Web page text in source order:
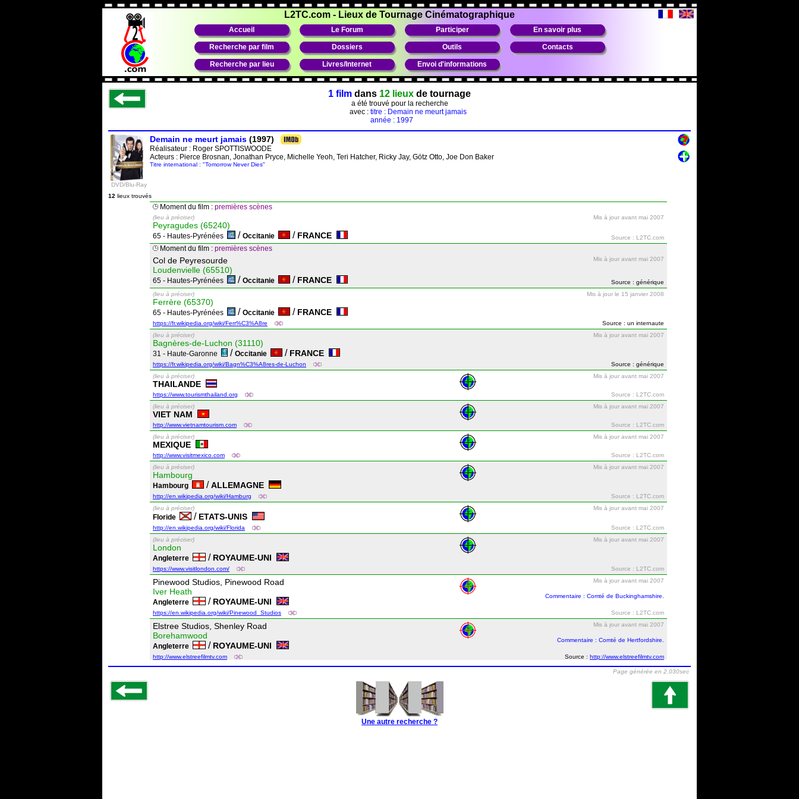
L2TC.com - Lieux de Tournage Cinématographique
Accueil Le Forum Participer En savoir plus
Recherche par film Dossiers Outils Contacts
Recherche par lieu Livres/Internet Envoi d'informations
1 film dans 12 lieux de tournage
a été trouvé pour la recherche
avec : titre : Demain ne meurt jamais
année : 1997
DVD/Blu-Ray
Demain ne meurt jamais (1997)
Réalisateur : Roger SPOTTISWOODE
Acteurs : Pierce Brosnan, Jonathan Pryce, Michelle Yeoh, Teri Hatcher, Ricky Jay, Götz Otto, Joe Don Baker
Titre international : "Tomorrow Never Dies"
12 lieux trouvés
Moment du film : premières scènes
(lieu à préciser)
Peyragudes (65240)
65 - Hautes-Pyrénées / Occitanie / FRANCE
Mis à jour avant mai 2007
Source : L2TC.com
Moment du film : premières scènes
Col de Peyresourde
Loudenvielle (65510)
65 - Hautes-Pyrénées / Occitanie / FRANCE
Mis à jour avant mai 2007
Source : générique
(lieu à préciser)
Ferrère (65370)
65 - Hautes-Pyrénées / Occitanie / FRANCE
https://fr.wikipedia.org/wiki/Ferr%C3%A8re
Mis à jour le 15 janvier 2008
Source : un internaute
(lieu à préciser)
Bagnères-de-Luchon (31110)
31 - Haute-Garonne / Occitanie / FRANCE
https://fr.wikipedia.org/wiki/Bagn%C3%A8res-de-Luchon
Mis à jour avant mai 2007
Source : générique
(lieu à préciser)
THAILANDE
https://www.tourismthailand.org
Mis à jour avant mai 2007
Source : L2TC.com
(lieu à préciser)
VIET NAM
http://www.vietnamtourism.com
Mis à jour avant mai 2007
Source : L2TC.com
(lieu à préciser)
MEXIQUE
http://www.visitmexico.com
Mis à jour avant mai 2007
Source : L2TC.com
(lieu à préciser)
Hambourg
Hambourg /ALLEMAGNE
http://en.wikipedia.org/wiki/Hamburg
Mis à jour avant mai 2007
Source : L2TC.com
(lieu à préciser)
Floride / ETATS-UNIS
http://en.wikipedia.org/wiki/Florida
Mis à jour avant mai 2007
Source : L2TC.com
(lieu à préciser)
London
Angleterre / ROYAUME-UNI
https://www.visitlondon.com/
Mis à jour avant mai 2007
Source : L2TC.com
Pinewood Studios, Pinewood Road
Iver Heath
Angleterre / ROYAUME-UNI
https://en.wikipedia.org/wiki/Pinewood_Studios
Mis à jour avant mai 2007
Commentaire : Comté de Buckinghamshire.
Source : L2TC.com
Elstree Studios, Shenley Road
Borehamwood
Angleterre / ROYAUME-UNI
http://www.elstreefilmtv.com
Mis à jour avant mai 2007
Commentaire : Comté de Hertfordshire.
Source : http://www.elstreefilmtv.com
Page générée en 2.030sec
Une autre recherche ?